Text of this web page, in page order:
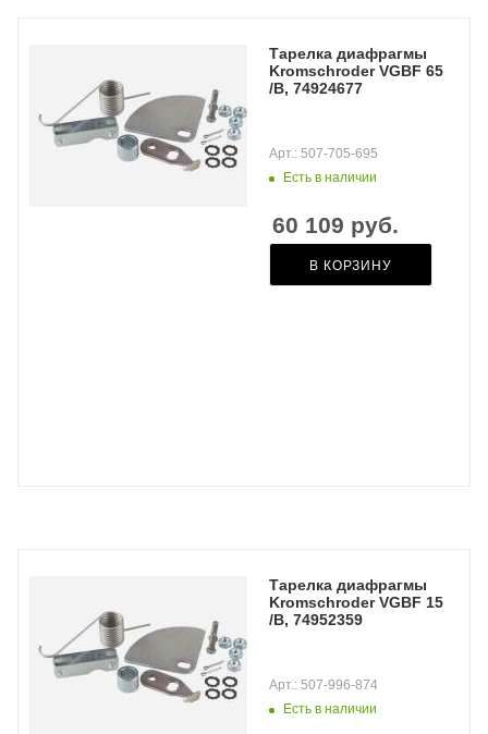
Тарелка диафрагмы
Kromschroder VGBF 65
/B, 74924677
Есть в наличии
Арт.: 507-705-695
60 109 руб.
В КОРЗИНУ
Тарелка диафрагмы
Kromschroder VGBF 15
/B, 74952359
Есть в наличии
Арт.: 507-996-874